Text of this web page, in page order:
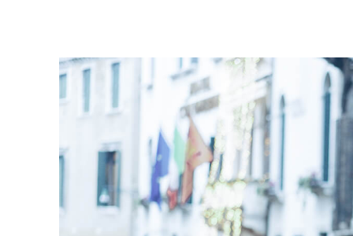
Servicii de
LR
Cea mai
Presets
Colecția